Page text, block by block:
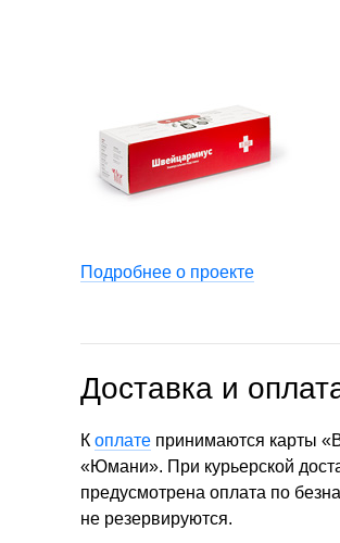
Подробнее о проекте
Доставка и
К оплате принимаются карты
«Юмани». При курьерской
предусмотрена оплата по
не резервируются.